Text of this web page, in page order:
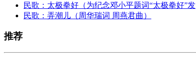
民歌：太极拳好（为纪念邓小平题词“太极拳好”发
民歌：弄潮儿（周华瑞词 周燕君曲）
推荐